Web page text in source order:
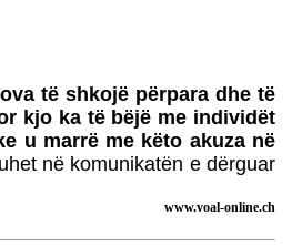
të shkojë përpara dhe të
kjo ka të bëjë me individët
u marrë me këto akuza në
në komunikatën e dërguar
www.voal-online.ch